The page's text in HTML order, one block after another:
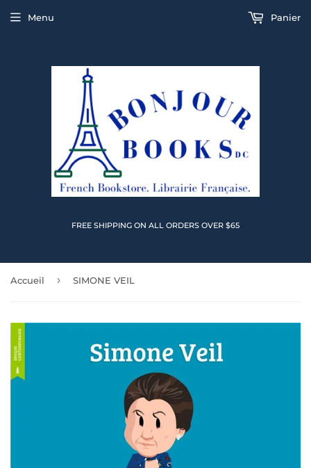
FREE SHIPPING ON ALL ORDERS OVER $65
Menu Panier
Accueil › SIMONE VEIL